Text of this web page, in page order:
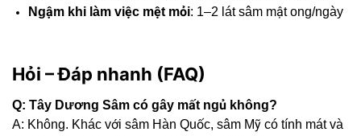
Ngậm khi làm việc mệt mỏi: 1–2 lát sâm mật ong/ngày
Hỏi – Đáp nhanh (FAQ)
Q: Tây Dương Sâm có gây mất ngủ không?
A: Không. Khác với sâm Hàn Quốc, sâm Mỹ có tính mát và